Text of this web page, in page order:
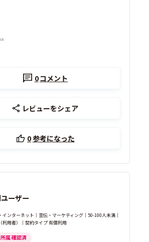
0コメント
レビューをシェア
0参考になった
ーザー
インターネット｜宣伝・マーケティング｜50-100人未満｜
利用者）｜契約タイプ 有償利用
属 確認済